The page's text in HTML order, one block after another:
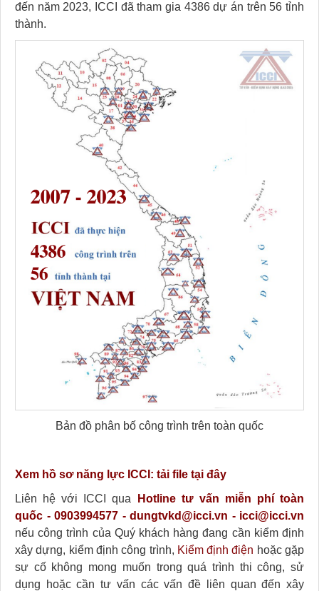
đến năm 2023, ICCI đã tham gia 4386 dự án trên 56 tỉnh
thành.
Bản đồ phân bố công trình trên toàn quốc
Xem hồ sơ năng lực ICCI: tải file tại đây
Liên hệ với ICCI qua
Hotline tư vấn miễn phí toàn
quốc - 0903994577 - dungtvkd@icci.vn - icci@icci.vn
nếu công trình của Quý khách hàng đang cần kiểm định
xây dựng, kiểm định công trình, Kiểm định điện hoặc gặp
sự cố không mong muốn trong quá trình thi công, sử
dụng hoặc cần tư vấn các vấn đề liên quan đến xây